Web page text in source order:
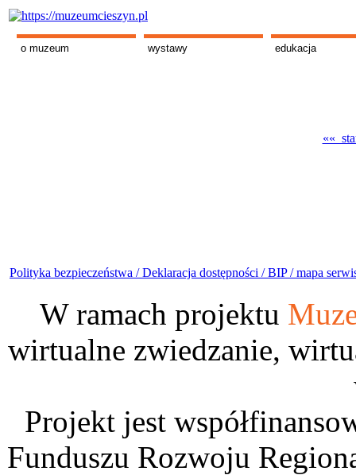
o muzeum wystawy edukacja
««
Polityka bezpieczeństwa /Deklaracja dostępności /BIP /mapa
W ramach projektu
wirtualne zwiedzanie,
Projekt jest
Funduszu Rozwoju